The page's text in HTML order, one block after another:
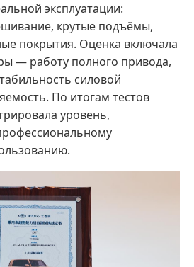
эксплуатации:
крутые подъёмы,
покрытия. Оценка включала
— работу полного привода,
силовой
По итогам тестов
уровень,